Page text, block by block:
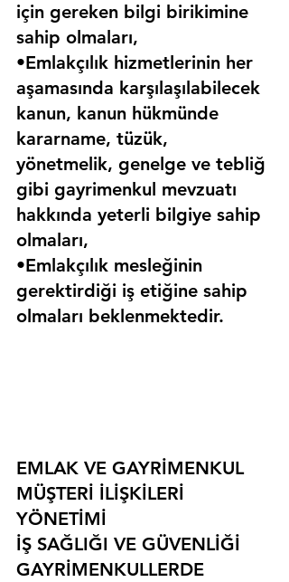
için gereken bilgi birikimine
sahip olmaları,
•Emlakçılık hizmetlerinin her
aşamasında karşılaşılabilecek
kanun, kanun hükmünde
kararname, tüzük,
yönetmelik, genelge ve tebliğ
gibi gayrimenkul mevzuatı
hakkında yeterli bilgiye sahip
olmaları,
•Emlakçılık mesleğinin
gerektirdiği iş etiğine sahip
olmaları beklenmektedir.
EMLAK VE GAYRİMENKUL
MÜŞTERİ İLİŞKİLERİ
YÖNETİMİ
İŞ SAĞLIĞI VE GÜVENLİĞİ
GAYRİMENKULLERDE